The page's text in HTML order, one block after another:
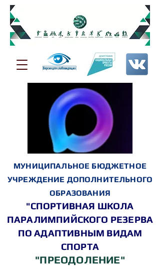
МУНИЦИПАЛЬНОЕ БЮДЖЕТНОЕ
УЧРЕЖДЕНИЕ ДОПОЛНИТЕЛЬНОГО
ОБРАЗОВАНИЯ
"СПОРТИВНАЯ ШКОЛА
ПАРАЛИМПИЙСКОГО РЕЗЕРВА
ПО АДАПТИВНЫМ ВИДАМ
СПОРТА
"ПРЕОДОЛЕНИЕ"